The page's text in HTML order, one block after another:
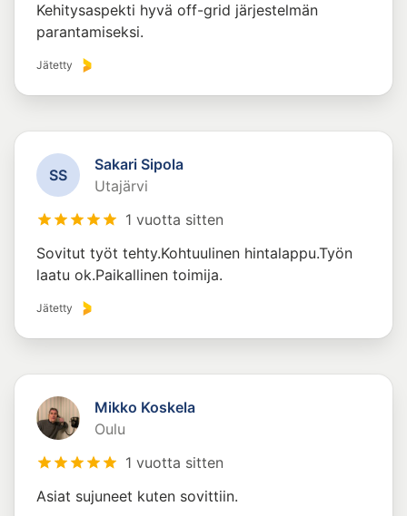
Kehitysaspekti hyvä off-grid järjestelmän
parantamiseksi.
Jätetty
SS
Sakari Sipola
Utajärvi
1 vuotta sitten
Sovitut työt tehty.Kohtuulinen hintalappu.Työn
laatu ok.Paikallinen toimija.
Jätetty
Mikko Koskela
Oulu
1 vuotta sitten
Asiat sujuneet kuten sovittiin.